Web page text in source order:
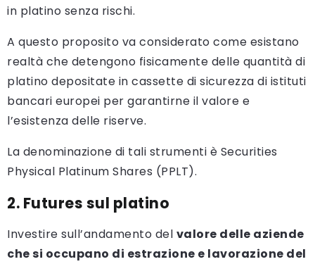
in platino senza rischi.
A questo proposito va considerato come esistano
realtà che detengono fisicamente delle quantità di
platino depositate in cassette di sicurezza di istituti
bancari europei per garantirne il valore e
l’esistenza delle riserve.
La denominazione di tali strumenti è Securities
Physical Platinum Shares (PPLT).
2. Futures sul platino
Investire sull’andamento del valore delle aziende
che si occupano di estrazione e lavorazione del